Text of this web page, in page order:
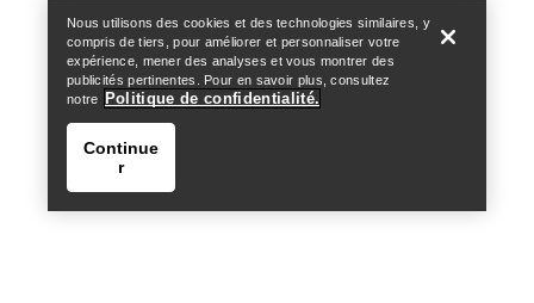
Nous utilisons des cookies et des technologies similaires, y
compris de tiers, pour améliorer et personnaliser votre
expérience, mener des analyses et vous montrer des
publicités pertinentes. Pour en savoir plus, consultez
notre
Politique de confidentialité.
Continue
r